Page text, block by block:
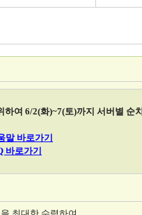
여 6/2(화)~7(토)까지 서버별 순
말 바로가기
바로가기